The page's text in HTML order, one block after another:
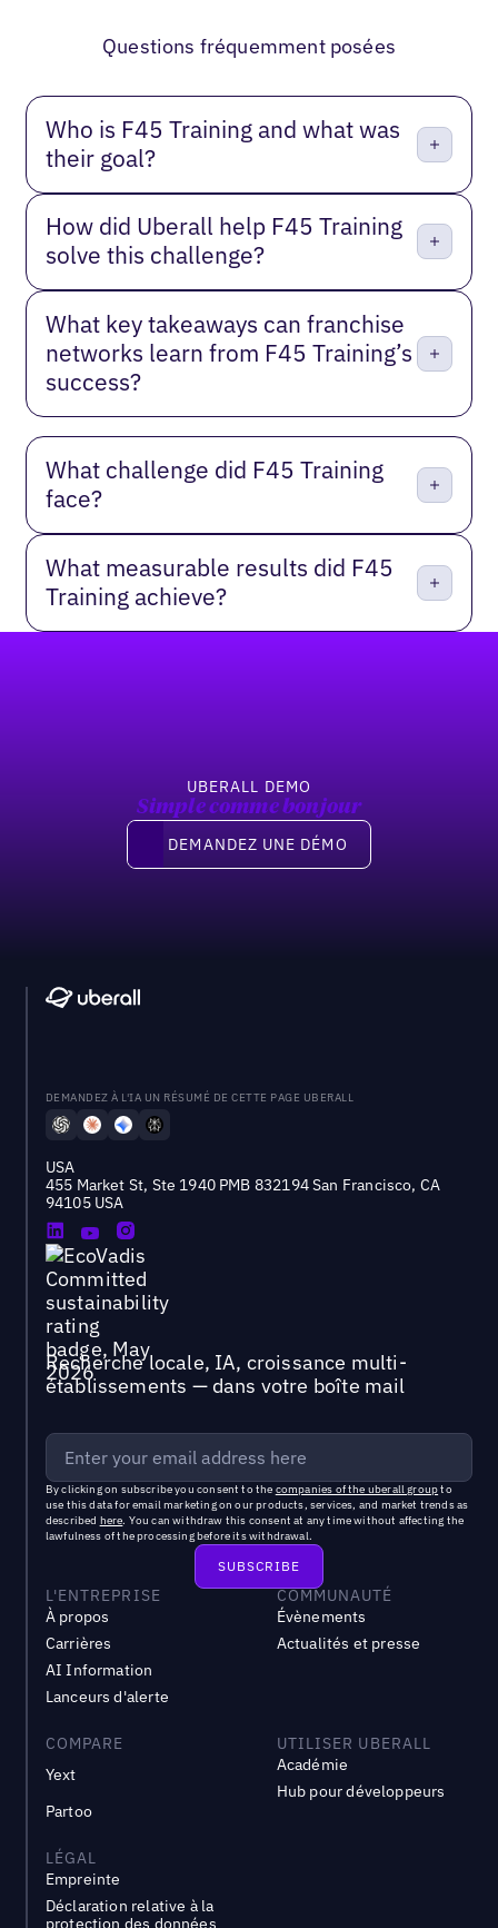
Questions fréquemment posées
Who is F45 Training and what was
their goal?
How did Uberall help F45 Training
solve this challenge?
What key takeaways can franchise
networks learn from F45 Training’s
success?
What challenge did F45 Training
face?
What measurable results did F45
Training achieve?
UBERALL DEMO
Simple comme bonjour
Demandez une démo
DEMANDEZ UNE DÉMO
DEMANDEZ À L'IA UN RÉSUMÉ DE CETTE PAGE UBERALL
USA
455 Market St, Ste 1940 PMB 832194 San Francisco, CA
94105 USA
Recherche locale, IA, croissance multi-
établissements — dans votre boîte mail
By clicking on subscribe you consent to the companies of the uberall groupto
use this data for email marketing on our products, services, and market trends as
described here. You can withdraw this consent at any time without affecting the
lawfulness of the processing before its withdrawal.
L'ENTREPRISE
À propos
Carrières
AI Information
Lanceurs d'alerte
COMMUNAUTÉ
Évènements
Actualités et presse
COMPARE
Yext
Partoo
UTILISER UBERALL
Académie
Hub pour développeurs
LÉGAL
Empreinte
Déclaration relative à la
protection des données